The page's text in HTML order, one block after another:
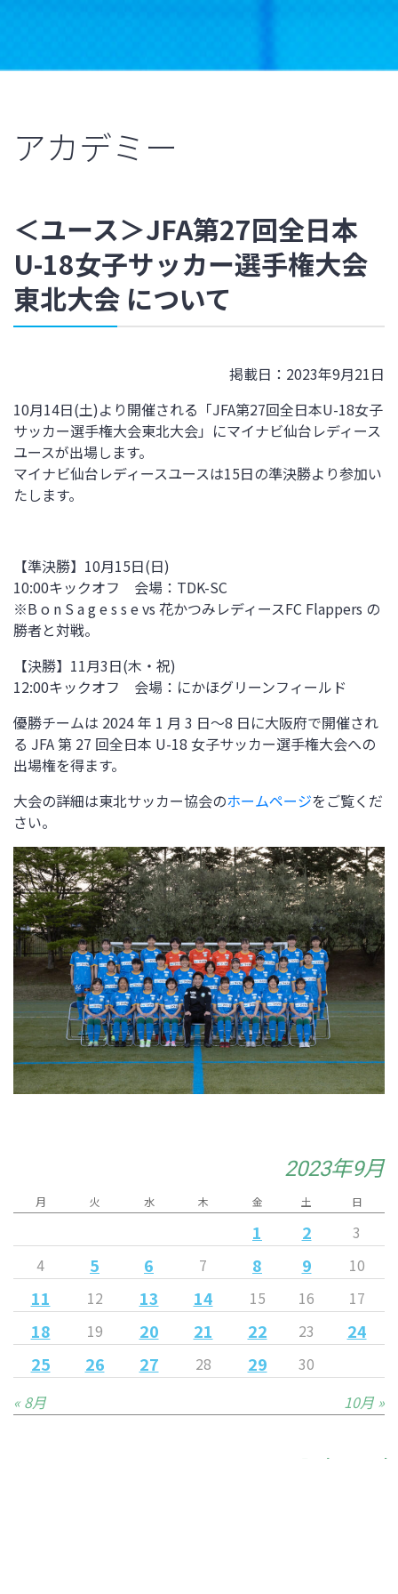
アカデミー
＜ユース＞JFA第27回全日本
U-18女子サッカー選手権大会
東北大会 について
掲載日：2023年9月21日
10月14日(土)より開催される「JFA第27回全日本U-18女子
サッカー選手権大会東北大会」にマイナビ仙台レディース
ユースが出場します。
マイナビ仙台レディースユースは15日の準決勝より参加い
たします。
【準決勝】10月15日(日)
10:00キックオフ 会場：TDK-SC
※B o n S a g e s s e vs 花かつみレディースFC Flappers の
勝者と対戦。
【決勝】11月3日(木・祝)
12:00キックオフ 会場：にかほグリーンフィールド
優勝チームは 2024 年 1 月 3 日～8 日に大阪府で開催され
る JFA 第 27 回全日本 U-18 女子サッカー選手権大会への
出場権を得ます。
大会の詳細は東北サッカー協会のホームページをご覧くだ
さい。
2023年9月
月 火 水 木 金 土 日
1 2
3
4
5 6 7 8 9 10
11 12 13 14 15 16 17
18 19 20 21 22 23
24
25
26 27 28 29
30
« 8月
10月 »
Released